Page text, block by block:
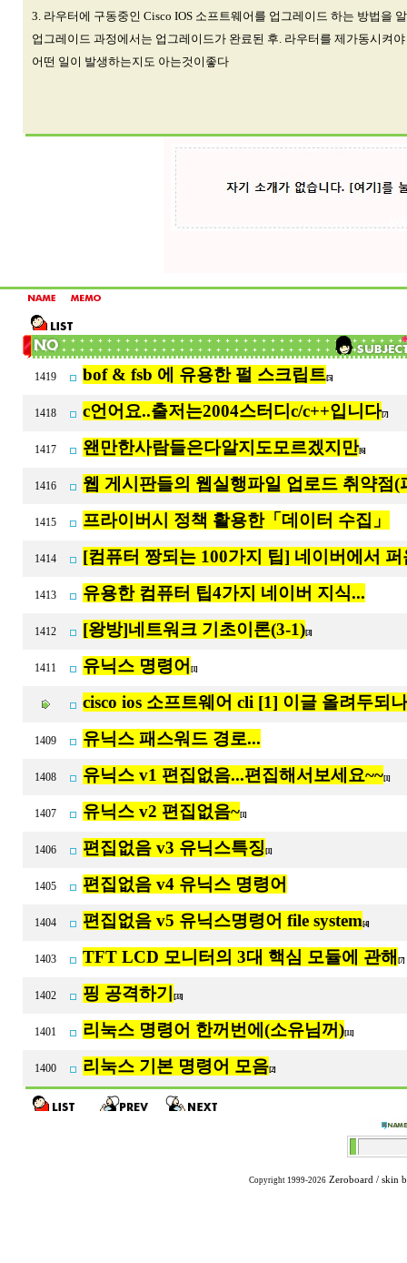
3. 라우터에 구동중인 Cisco IOS 소프트웨어를 업그레이드 하는 방법을
업그레이드 과정에서는 업그레이드가 완료된 후. 라우터를 제가동시켜
어떤 일이 발생하는지도 아는것이좋다
1419 bof & fsb 에 유용한 펄 스크립트[5]
1418 c언어요..출저는2004스터디c/c++입니다[7]
1417 왠만한사람들은다알지도모르겠지만[6]
1416 웹 게시판들의 웹실행파일 업로드 취약점(
1415 프라이버시 정책 활용한「데이터 수집」
1414 [컴퓨터 짱되는 100가지 팁] 네이버에서
1413 유용한 컴퓨터 팁4가지 네이버 지식...
1412 [왕방]네트워크 기초이론(3-1)[3]
1411 유닉스 명령어 [1]
cisco ios 소프트웨어 cli [1] 이글 올려두되
1409 유닉스 패스워드 경로...
1408 유닉스 v1 편집없음...편집해서보세요~~[1]
1407 유닉스 v2 편집없음~[1]
1406 편집없음 v3 유닉스특징 [1]
1405 편집없음 v4 유닉스 명령어
1404 편집없음 v5 유닉스명령어 file system[4]
1403 TFT LCD 모니터의 3대 핵심 모듈에 관해 [7]
1402 핑 공격하기 [33]
1401 리눅스 명령어 한꺼번에(소유님꺼)[11]
1400 리눅스 기본 명령어 모음[2]
Copyright 1999-2026 Zeroboard / skin